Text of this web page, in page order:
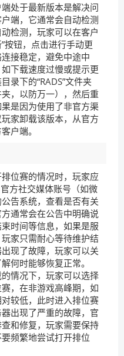
处于最新版本是解决问
端，它通常会自动检测
检测，玩家可以在客户
按钮，点击进行手动更
接稳定，避免中途中
下载速度过慢或提示更
录下的“RADS”文件夹
夹，以防万一），然后重
是因为使用了非官方渠
家卸载该版本，从官方
户端。
位赛的情况时，玩家应
方社交媒体账号（如微
告系统，查看是否有关
通常会在公告中明确说
时间等信息，如果是服
家只需耐心等待维护结
现了故障，玩家可以关
何时能够恢复正常。
情况下，玩家可以选择
，在非游戏高峰期，如
较低，此时进入排位赛
出现了严重的故障，官
和修复，玩家需要保持
频繁地尝试打开排位